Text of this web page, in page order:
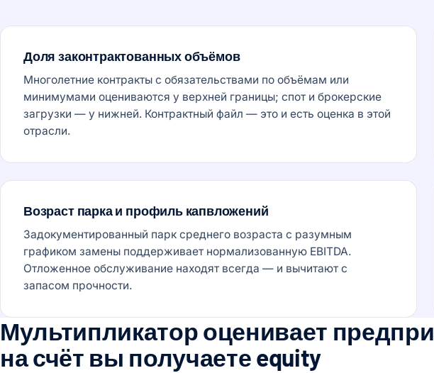
Доля законтрактованных объёмов
Многолетние контракты с обязательствами по объёмам или
минимумами оцениваются у верхней границы; спот и брокерские
загрузки — у нижней. Контрактный файл — это и есть оценка в этой
отрасли.
Возраст парка и профиль капвложений
Задокументированный парк среднего возраста с разумным
графиком замены поддерживает нормализованную EBITDA.
Отложенное обслуживание находят всегда — и вычитают с
запасом прочности.
Мультипликатор оценивает
на счёт вы получаете equity